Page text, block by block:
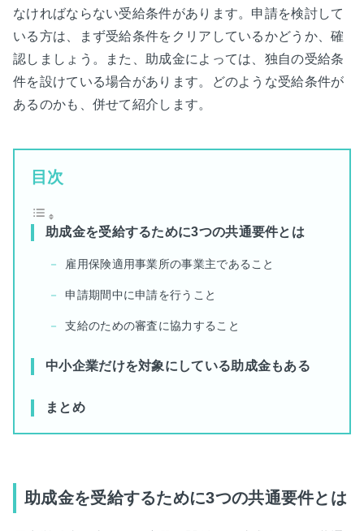
なければならない受給条件があります。申請を検討して
いる方は、まず受給条件をクリアしているかどうか、確
認しましょう。また、助成金によっては、独自の受給条
件を設けている場合があります。どのような受給条件が
あるのかも、併せて紹介します。
目次
助成金を受給するために3つの共通要件とは
雇用保険適用事業所の事業主であること
申請期間中に申請を行うこと
支給のための審査に協力すること
中小企業だけを対象にしている助成金もある
まとめ
助成金を受給するために3つの共通要件とは